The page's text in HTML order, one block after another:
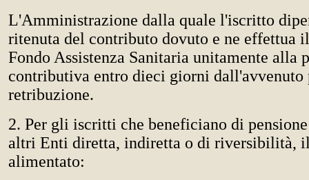
L'Amministrazione dalla quale l'iscritto
ritenuta del contributo dovuto e ne effettua
Fondo Assistenza Sanitaria unitamente alla
contributiva entro dieci giorni dall'avvenuto
retribuzione.
2. Per gli iscritti che beneficiano di
altri Enti diretta, indiretta o di riversibilità,
alimentato: